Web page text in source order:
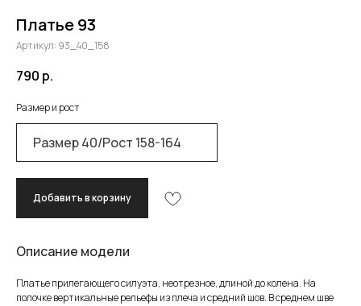
Платье 93
Артикул: 93_40_158
790 р.
Размер и рост
Добавить в корзину
Описание модели
Платье прилегающего силуэта, неотрезное, длиной до колена. На
полочке вертикальные рельефы из плеча и средний шов. В среднем шве